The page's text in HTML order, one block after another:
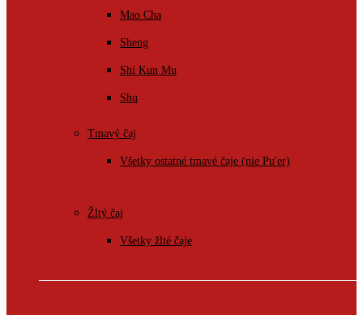
Mao Cha
Sheng
Shi Kun Mu
Shu
Tmavý čaj
Všetky ostatné tmavé čaje (nie Pu'er)
Žltý čaj
Všetky žlté čaje